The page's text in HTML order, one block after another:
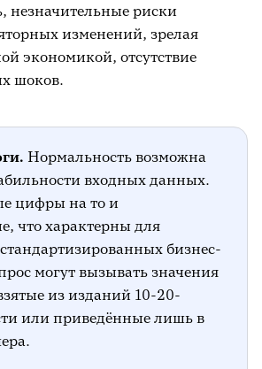
незначительные риски
изменений, зрелая
экономикой, отсутствие
шоков.
Нормальность возможна
входных данных.
цифры на то и
что характерны для
бизнес-
могут вызывать значения
из изданий 10-20-
или приведённые лишь в